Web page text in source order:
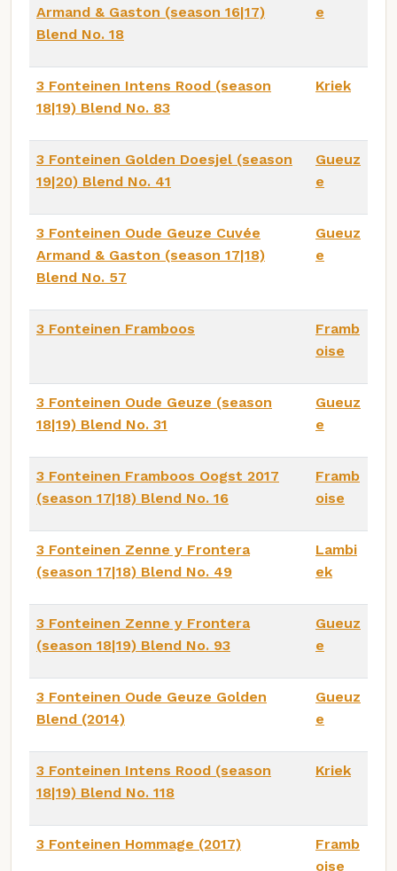
Armand & Gaston (season 16|17)
Blend No. 18
e
3 Fonteinen Intens Rood (season
18|19) Blend No. 83
Kriek
3 Fonteinen Golden Doesjel (season
19|20) Blend No. 41
Gueuz
e
3 Fonteinen Oude Geuze Cuvée
Armand & Gaston (season 17|18)
Blend No. 57
Gueuz
e
3 Fonteinen Framboos
Framb
oise
3 Fonteinen Oude Geuze (season
18|19) Blend No. 31
Gueuz
e
3 Fonteinen Framboos Oogst 2017
(season 17|18) Blend No. 16
Framb
oise
3 Fonteinen Zenne y Frontera
(season 17|18) Blend No. 49
Lambi
ek
3 Fonteinen Zenne y Frontera
(season 18|19) Blend No. 93
Gueuz
e
3 Fonteinen Oude Geuze Golden
Blend (2014)
Gueuz
e
3 Fonteinen Intens Rood (season
18|19) Blend No. 118
Kriek
3 Fonteinen Hommage (2017)
Framb
oise